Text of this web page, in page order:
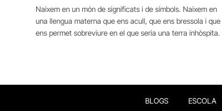
Naixem en un món de significats i de símbols. Naixem en
una llengua materna que ens acull, que ens bressola i que
ens permet sobreviure en el que seria una terra inhòspita.
BLOGS ESCOLA